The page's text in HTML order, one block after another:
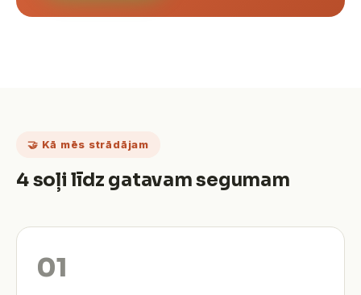
🤝 Kā mēs strādājam
4 soļi līdz gatavam segumam